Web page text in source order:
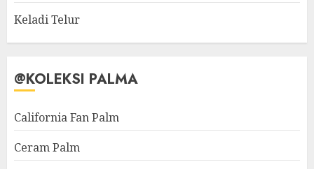
Keladi Telur
@KOLEKSI PALMA
California Fan Palm
Ceram Palm